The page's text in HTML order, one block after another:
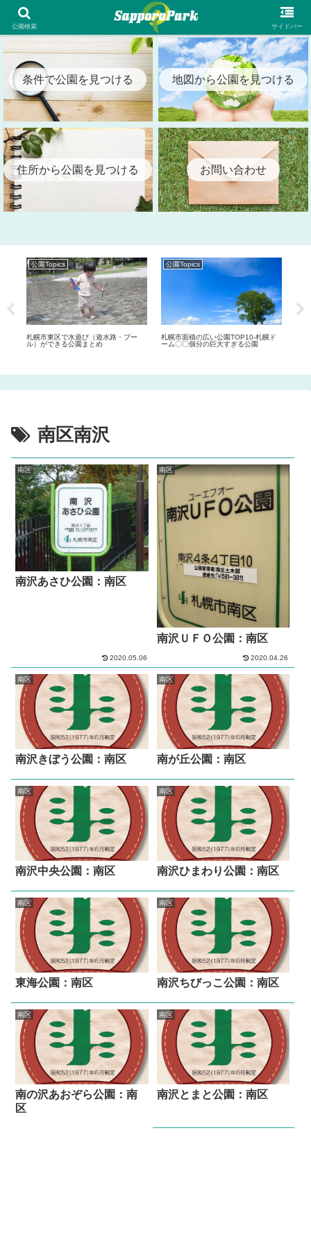
札幌市内の全公園情報を検索出来る札幌パーク（SapporoPark）
条件で公園を見つける 地図から公園を見つける
住所から公園を見つける お問い合わせ
公園Topics
札幌市東区で水遊び（遊水路・プー
ル）ができる公園まとめ
公園Topics
札幌市面積の広い公園TOP10-札幌ド
ーム〇〇個分の巨大すぎる公園
南区南沢
南区
南沢あさひ公園：南区
2020.05.06
南区
南沢ＵＦＯ公園：南区
2020.04.26
南区
南沢きぼう公園：南区
南区
南が丘公園：南区
南区
南沢中央公園：南区
南区
南沢ひまわり公園：南区
南区
東海公園：南区
南区
南沢ちびっこ公園：南区
南区
南の沢あおぞら公園：南
区
南区
南沢とまと公園：南区
公園検索 サイドバー